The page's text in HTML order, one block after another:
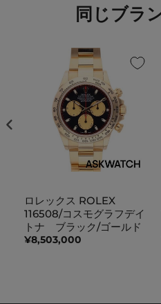
同じブラ
ロレックス ROLEX
116508/コスモグラフデイ
トナ ブラック/ゴールド
¥8,503,000